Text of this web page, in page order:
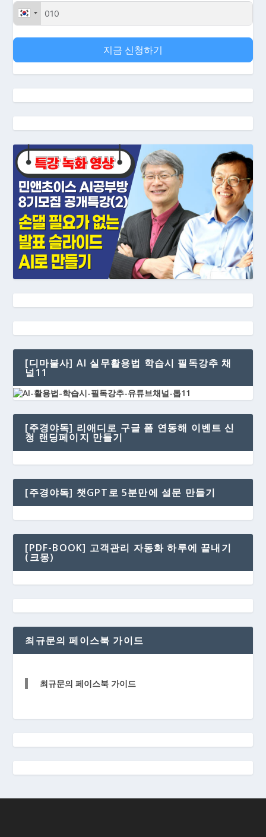
지금 신청하기
[디마불사] AI 실무활용법 학습시 필독강추 채
널11
[주경야독] 리애디로 구글 폼 연동해 이벤트 신
청 랜딩페이지 만들기
[주경야독] 챗GPT로 5분만에 설문 만들기
[PDF-BOOK] 고객관리 자동화 하루에 끝내기
(크몽)
최규문의 페이스북 가이드
최규문의 페이스북 가이드